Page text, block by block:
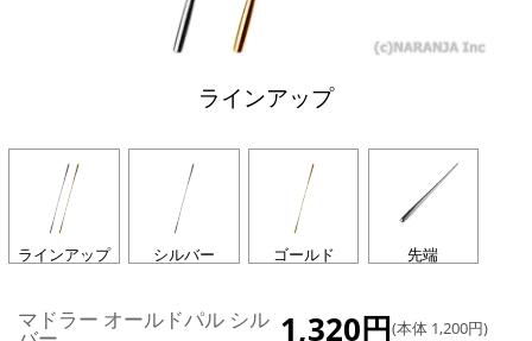
ラインアップ
ラインアップ シルバー ゴールド 先端
マドラー オールドパル シル 1,320円(本体 1,200円)